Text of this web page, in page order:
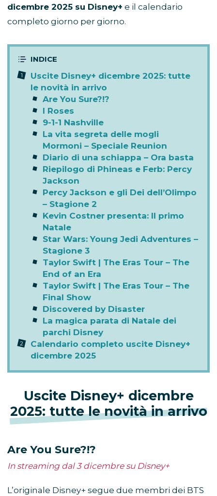
dicembre 2025 su Disney+ e il calendario
completo giorno per giorno.
Uscite Disney+ dicembre 2025: tutte
le novità in arrivo
Are You Sure?!?
I Roses
9-1-1 Nashville
La vita segreta delle mogli
Mormoni – Speciale Reunion
Diario di una schiappa – Ora basta
Riepilogo di Phineas e Ferb: Percy
Jackson
Percy Jackson e gli Dei dell’Olimpo
– Stagione 2
Kevin Costner presenta: Il primo
Natale
Star Wars: Young Jedi Adventures –
Stagione 3
Taylor Swift | The Eras Tour – The
End of an Era
Taylor Swift | The Eras Tour – The
Final Show
Discovered by Disaster
La magica parata di Natale dei
parchi Disney
Calendario completo uscite Disney+
dicembre 2025
Uscite Disney+ dicembre
2025: tutte le novità in arrivo
Are You Sure?!?
In streaming dal 3 dicembre su Disney+
L’originale Disney+ segue due membri dei BTS